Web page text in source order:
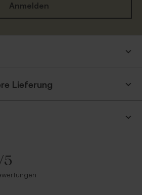
Anmelden
Lieferung
5